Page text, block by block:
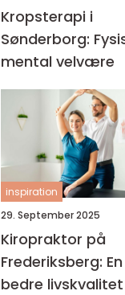
Kropsterapi i
Sønderborg:
mental velvære
inspiration
29. September 2025
Kiropraktor på
Frederiksberg:
bedre livskvalitet